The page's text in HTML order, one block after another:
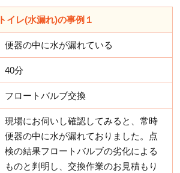
トイレ(水漏れ)の事例１
便器の中に水が漏れている
40分
フロートバルブ交換
現場にお伺いし確認してみると、常時
便器の中に水が漏れておりました。点
検の結果フロートバルブの劣化による
ものと判明し、交換作業のお見積もり